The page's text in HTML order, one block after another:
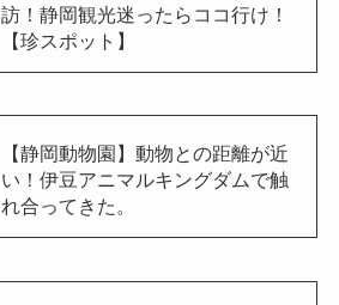
訪！静岡観光迷ったらココ行け！
【珍スポット】
【静岡動物園】動物との距離が近
い！伊豆アニマルキングダムで触
れ合ってきた。